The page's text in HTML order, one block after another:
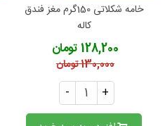
خامه شکلاتی 150گرم مغز فندق
کاله
128,200 تومان
130,000 تومان
- +